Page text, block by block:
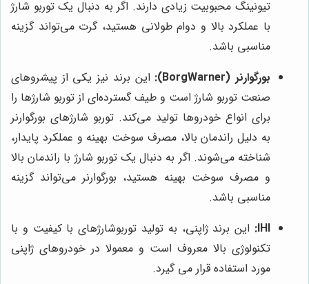
تیونینگ محبوبیت زیادی دارند. اگر به دنبال یک توربو شارژ
با عملکرد بالا و دوام طولانی هستید، گرت می‌تواند گزینه
مناسبی باشد.
بورگوارنر (BorgWarner):
این برند نیز یکی از پیشروهای
صنعت توربو شارژ است و طیف گسترده‌ای از توربو شارژها را
برای انواع خودروها تولید می‌کند. توربو شارژهای بورگوارنر
به دلیل راندمان بالا، مصرف سوخت بهینه و عملکرد پایدار،
شناخته می‌شوند. اگر به دنبال یک توربو شارژ با راندمان بالا
و مصرف سوخت بهینه هستید، بورگوارنر می‌تواند گزینه
مناسبی باشد.
IHI: این برند ژاپنی، به تولید توربوشارژهای با کیفیت و با
تکنولوژی بالا معروف است و معمولا در خودروهای ژاپنی
مورد استفاده قرار می گیرد.